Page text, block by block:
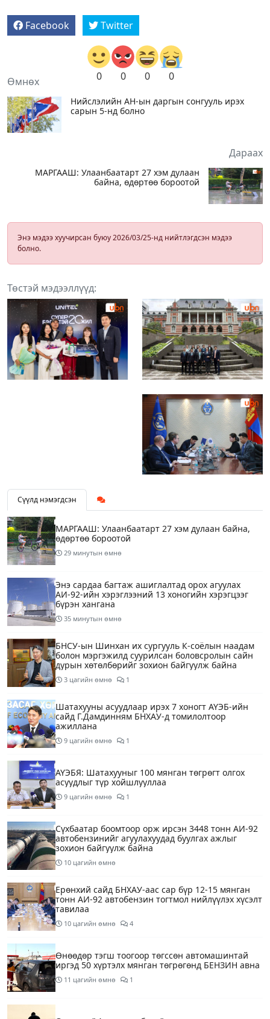
Facebook Twitter
0 0 0 0
Өмнөх
Нийслэлийн АН-ын даргын сонгууль ирэх
сарын 5-нд болно
Дараах
МАРГААШ: Улаанбаатарт 27 хэм дулаан
байна, өдөртөө бороотой
Энэ мэдээ хуучирсан буюу 2026/03/25-нд нийтлэгдсэн мэдээ
болно.
Төстэй мэдээллүүд:
Сүүлд нэмэгдсэн
МАРГААШ: Улаанбаатарт 27 хэм дулаан байна,
өдөртөө бороотой
29 минутын өмнө
Энэ сардаа багтаж ашиглалтад орох агуулах
АИ-92-ийн хэрэглээний 13 хоногийн хэрэгцээг
бүрэн хангана
35 минутын өмнө
БНСУ-ын Шинхан их сургууль К-соёлын наадам
болон мэргэжилд суурилсан боловсролын сайн
дурын хөтөлбөрийг зохион байгуулж байна
3 цагийн өмнө 1
Шатахууны асуудлаар ирэх 7 хоногт АҮЭБ-ийн
сайд Г.Дамдинням БНХАУ-д томилолтоор
ажиллана
9 цагийн өмнө 1
АҮЭБЯ: Шатахууныг 100 мянган төгрөгт олгох
асуудлыг түр хойшлууллаа
9 цагийн өмнө 1
Сүхбаатар боомтоор орж ирсэн 3448 тонн АИ-92
автобензинийг агуулахуудад буулгах ажлыг
зохион байгуулж байна
10 цагийн өмнө
Ерөнхий сайд БНХАУ-аас сар бүр 12-15 мянган
тонн АИ-92 автобензин тогтмол нийлүүлэх хүсэлт
тавилаа
10 цагийн өмнө 4
Өнөөдөр тэгш тоогоор төгссөн автомашинтай
иргэд 50 хүртэлх мянган төгрөгөнд БЕНЗИН авна
11 цагийн өмнө 1